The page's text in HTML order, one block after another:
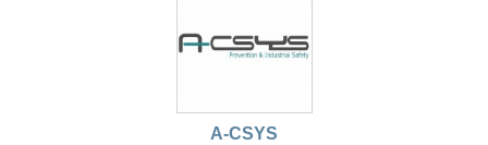
A-CSYS